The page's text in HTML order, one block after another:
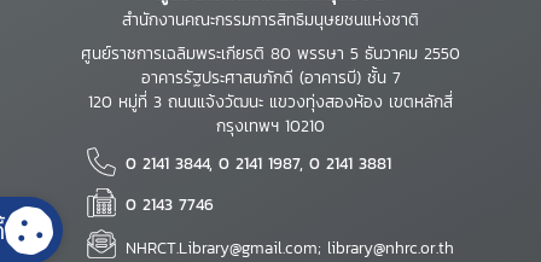
สำนักงานคณะกรรมการสิทธิมนุษยชนแห่งชาติ
ศูนย์ราชการเฉลิมพระเกียรติ 80 พรรษา 5 ธันวาคม 2550
อาคารรัฐประศาสนภักดี (อาคารบี) ชั้น 7
120 หมู่ที่ 3 ถนนแจ้งวัฒนะ แขวงทุ่งสองห้อง เขตหลักสี่
กรุงเทพฯ 10210
0 2141 3844, 0 2141 1987, 0 2141 3881
0 2143 7746
NHRCT.Library@gmail.com; library@nhrc.or.th